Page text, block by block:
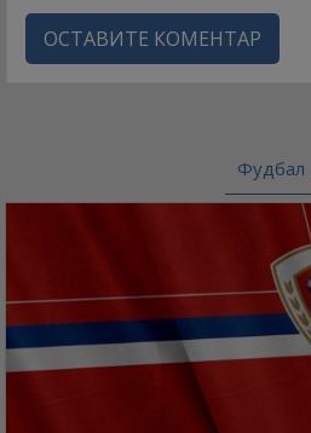
ОСТАВИТЕ КОМЕНТАР
Фудбал